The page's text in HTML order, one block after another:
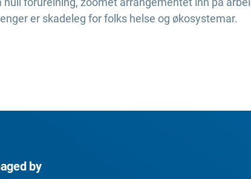
er skadeleg for folks helse og økosystemar.
by